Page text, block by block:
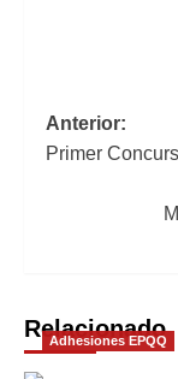
de
Anterior:
Primer
Relacionado
Adhesiones EPQQ